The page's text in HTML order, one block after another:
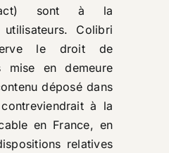
sont à la
Colibri
le droit de
mise en demeure
déposé dans
à la
en France, en
relatives